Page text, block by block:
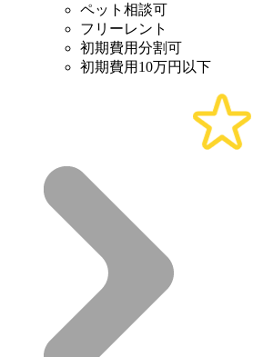
ペット相談可
フリーレント
初期費用分割可
初期費用10万円以下